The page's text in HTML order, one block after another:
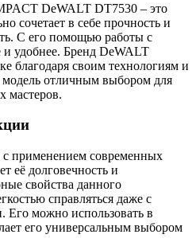
DeWALT DT7530 – это
сочетает в себе прочность и
С его помощью работы с
удобнее. Бренд DeWALT
благодаря своим технологиям и
модель отличным выбором для
мастеров.
применением современных
её долговечность и
свойства данного
справляться даже с
можно использовать в
его универсальным выбором